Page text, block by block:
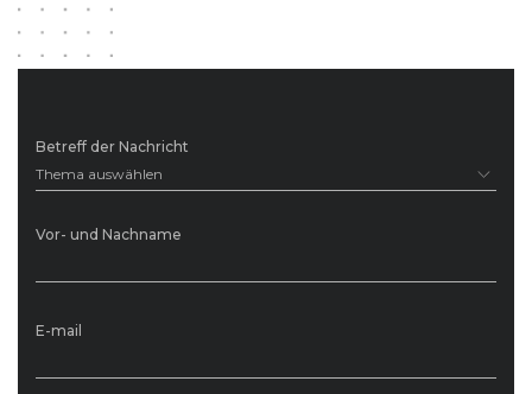
Betreff der Nachricht
Thema auswählen
Vor- und Nachname
E-mail